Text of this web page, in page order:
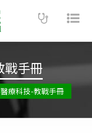
戰手冊
療科技-教戰手冊